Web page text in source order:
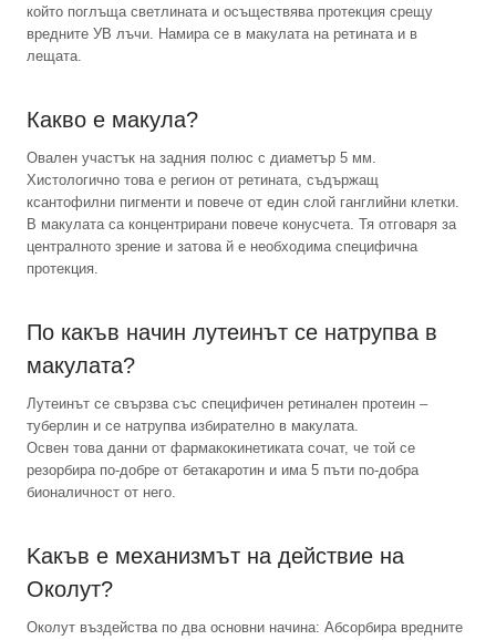
който поглъща светлината и осъществява протекция срещу
вредните УВ лъчи. Намира се в макулата на ретината и в
лещата.
Какво е макула?
Овален участък на задния полюс с диаметър 5 мм.
Хистологично това е регион от ретината, съдържащ
ксантофилни пигменти и повече от един слой ганглийни клетки.
В макулата са концентрирани повече конусчета. Тя отговаря за
централното зрение и затова й е необходима специфична
протекция.
По какъв начин лутеинът се натрупва в
макулата?
Лутеинът се свързва със специфичен ретинален протеин –
туберлин и се натрупва избирателно в макулата.
Освен това данни от фармакокинетиката сочат, че той се
резорбира по-добре от бетакаротин и има 5 пъти по-добра
бионаличност от него.
Kакъв е механизмът на действие на
Околут?
Околут въздейства по два основни начина: Абсорбира вредните